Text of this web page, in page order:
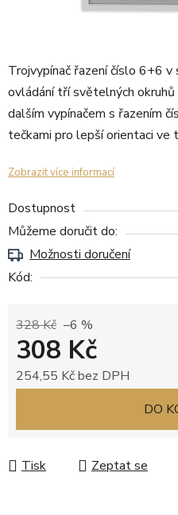
Trojvypínač řazení číslo 6+6 v
ovládání tří světelných
dalším vypínačem s řazením
tečkami pro lepší orientaci ve
Zobrazit více informací
Dostupnost
Můžeme doručit do:
Možnosti doručení
Kód:
328 Kč –6 %
308 Kč
254,55 Kč bez DPH
DO
Tisk Zeptat se